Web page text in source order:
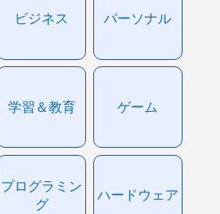
ビジネス パーソナル
学習＆教育 ゲーム
プログラミン
グ
ハードウェア